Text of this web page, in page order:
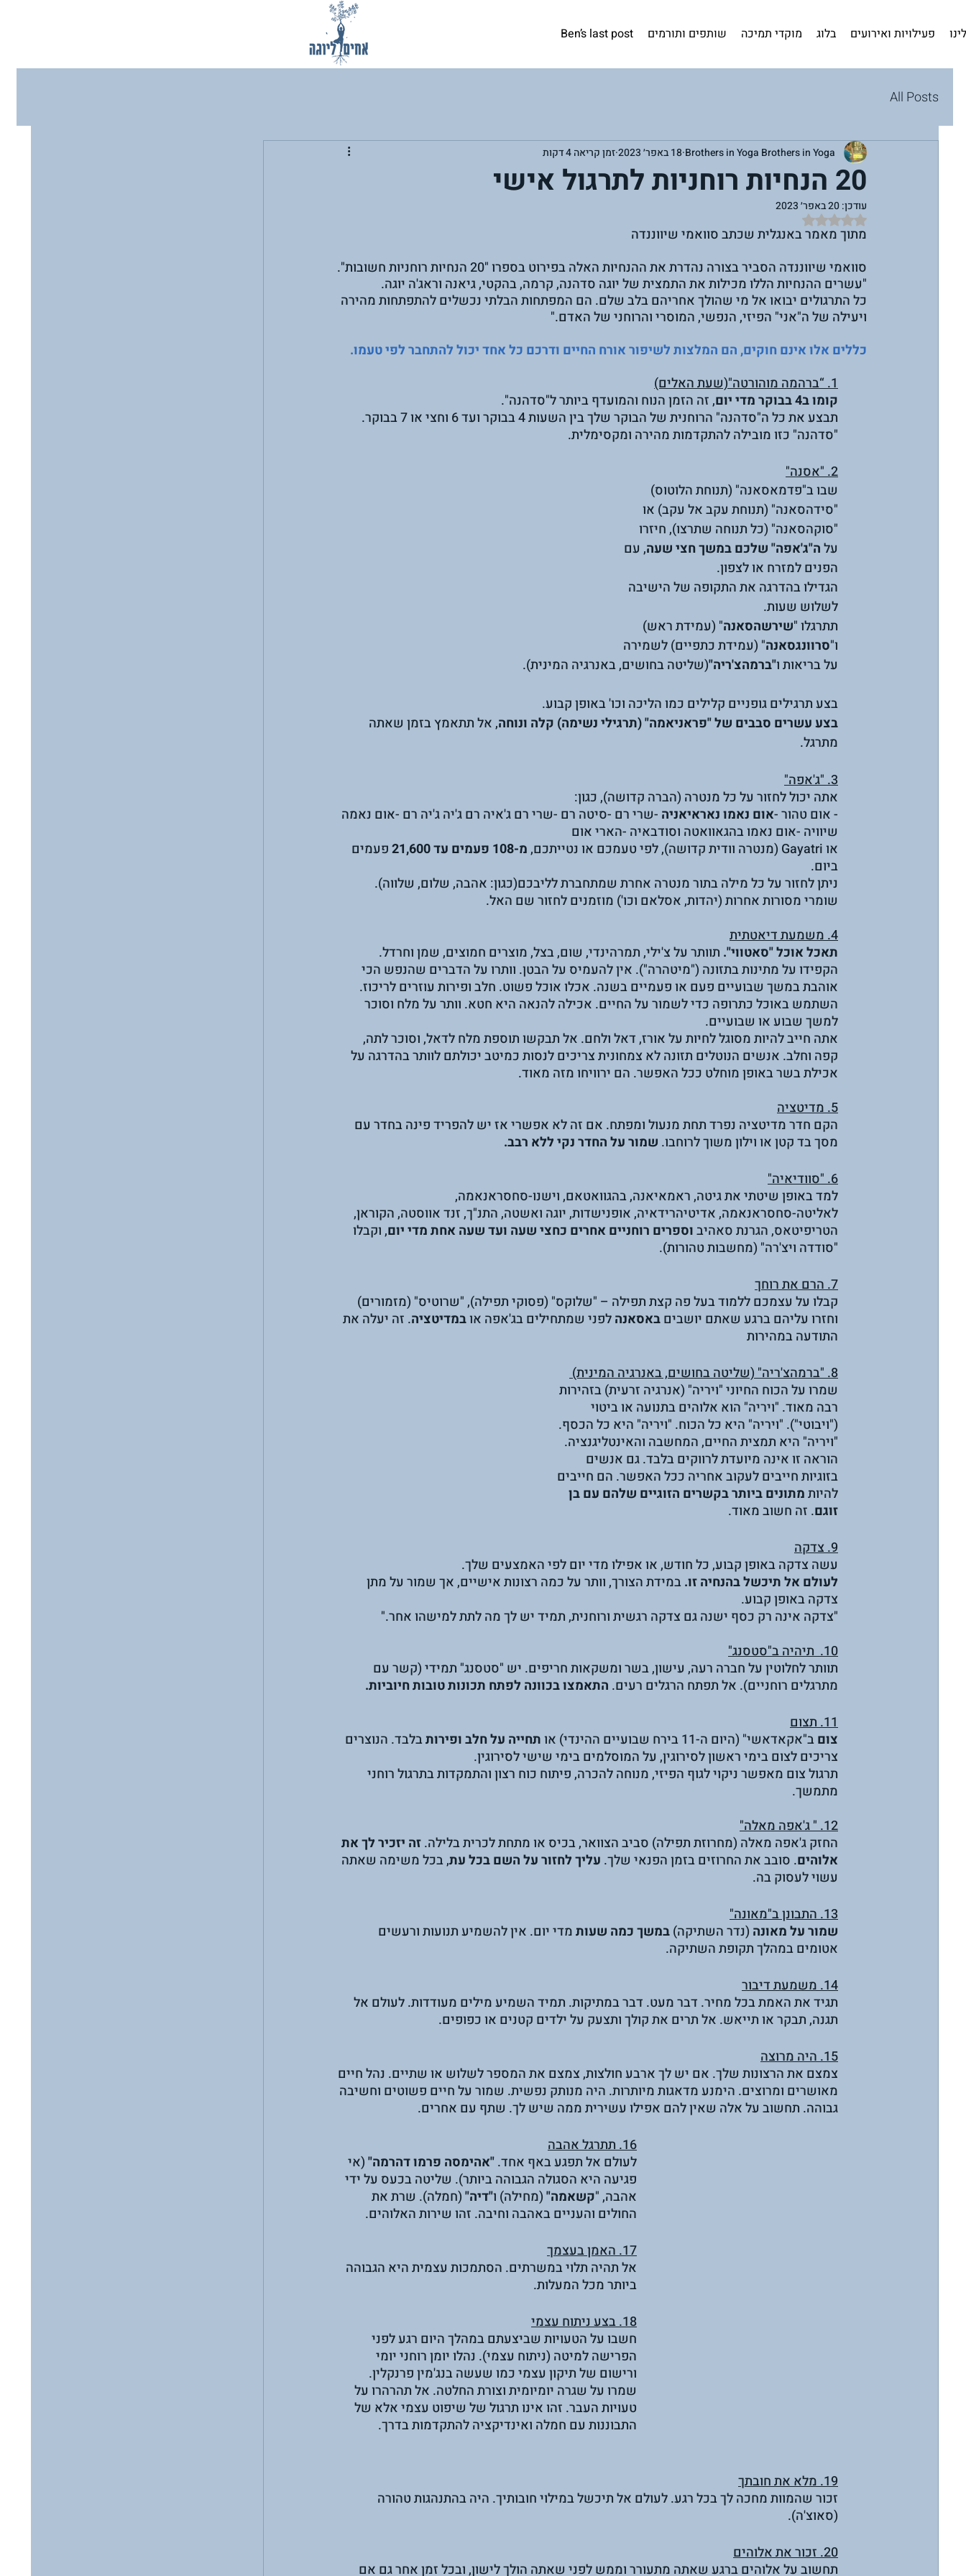
פעילויות ואירועים בלוג מוקדי תמיכה שותפים ותורמים Ben’s last post
All Posts
20 הנחיות רוחניות לתרגול אישי
Brothers in Yoga Brothers in Yoga 18 באפר׳ 2023 זמן קריאה 4 דקות
עודכן:20 באפר׳ 2023
דירוג של NaN מתוך 5 כוכבים
מתוך מאמר באנגלית שכתב סוואמי שיווננדה
סוואמי שיווננדה הסביר בצורה נהדרת את ההנחיות האלה בפירוט בספרו "20 הנחיות רוחניות חשובות".
"עשרים ההנחיות הללו מכילות את התמצית של יוגה סדהנה, קרמה, בהקטי, גיאנה וראג'ה יוגה.
כל התרגולים יבואו אל מי שהולך אחריהם בלב שלם. הם המפתחות הבלתי נכשלים להתפתחות מהירה
ויעילה של ה"אני" הפיזי, הנפשי, המוסרי והרוחני של האדם."
כללים אלו אינם חוקים, הם המלצות לשיפור אורח החיים ודרכם כל אחד יכול להתחבר לפי טעמו.
1. “ברהמה מוהורטה"(שעת האלים)
קומו ב4 בבוקר מדי יום
, זה הזמן הנוח והמועדף ביותר ל"סדהנה".
תבצע את כל ה"סדהנה" הרוחנית של הבוקר שלך בין השעות 4 בבוקר ועד 6 וחצי או 7 בבוקר.
"סדהנה" כזו מובילה להתקדמות מהירה ומקסימלית.
2. "אסנה"
שבו ב"פדמאסאנה" (תנוחת הלוטוס)
"סידהסאנה" (תנוחת עקב אל עקב) או
"סוקהסאנה" (כל תנוחה שתרצו), חיזרו
על ה"ג'אפה" שלכם במשך חצי שעה, עם
הפנים למזרח או לצפון.
הגדילו בהדרגה את התקופה של הישיבה
לשלוש שעות.
תתרגלו "שירשהסאנה" (עמידת ראש)
ו"סרוונגסאנה" (עמידת כתפיים) לשמירה
על בריאות ו"ברמהצ'ריה"(שליטה בחושים, באנרגיה המינית).
בצע תרגילים גופניים קלילים כמו הליכה וכו' באופן קבוע.
בצע עשרים סבבים של "פראניאמה" (תרגילי נשימה) קלה ונוחה, אל תתאמץ בזמן שאתה
מתרגל.
3. "ג'אפה"
אתה יכול לחזור על כל מנטרה (הברה קדושה), כגון:
- אום טהור -אום נאמו נאראיאניה -שרי רם -סיטה רם -שרי רם ג'איה רם ג'יה ג'יה רם -אום נאמה
שיוויה -אום נאמו בהגאוואטה וסודבאיה -הארי אום
או Gayatri (מנטרה וודית קדושה), לפי טעמכם או נטייתכם,
מ-108 פעמים עד 21,600
פעמים
ביום.
ניתן לחזור על כל מילה בתור מנטרה אחרת שמתחברת לליבכם(כגון: אהבה, שלום, שלווה).
שומרי מסורות אחרות (יהדות, אסלאם וכו') מוזמנים לחזור שם האל.
4. משמעת דיאטתית
תאכל אוכל "סאטווי". תוותר על צ'ילי, תמרהינדי, שום, בצל, מוצרים חמוצים, שמן וחרדל.
הקפידו על מתינות בתזונה ("מיטהרה"). אין להעמיס על הבטן. וותרו על הדברים שהנפש הכי
אוהבת במשך שבועיים פעם או פעמיים בשנה. אכלו אוכל פשוט. חלב ופירות עוזרים לריכוז.
השתמש באוכל כתרופה כדי לשמור על החיים. אכילה להנאה היא חטא. וותר על מלח וסוכר
למשך שבוע או שבועיים.
אתה חייב להיות מסוגל לחיות על אורז, דאל ולחם. אל תבקשו תוספת מלח לדאל, וסוכר לתה,
קפה וחלב. אנשים הנוטלים תזונה לא צמחונית צריכים לנסות כמיטב יכולתם לוותר בהדרגה על
אכילת בשר באופן מוחלט ככל האפשר. הם ירוויחו מזה מאוד.
5. מדיטציה
הקם חדר מדיטציה נפרד תחת מנעול ומפתח. אם זה לא אפשרי אז יש להפריד פינה בחדר עם
מסך בד קטן או וילון משוך לרוחבו. שמור על החדר נקי ללא רבב.
6. "סוודיאיה"
למד באופן שיטתי את גיטה, ראמאיאנה, בהגוואטאם, וישנו-סחסראנאמה,
לאליטה-סחסראנאמה, אדיטיהרידאיה, אופנישדות, יוגה ואשטה, התנ"ך, זנד אווסטה, הקוראן,
הטריפיטאס, הגרנת סאהיב וספרים רוחניים אחרים כחצי שעה ועד שעה אחת מדי יום, וקבלו
"סודדה ויצ'רה" (מחשבות טהורות).
7. הרם את רוחך
קבלו על עצמכם ללמוד בעל פה קצת תפילה – "שלוקס" (פסוקי תפילה), "שרוטיס" (מזמורים)
וחזרו עליהם ברגע שאתם יושבים באסאנה לפני שמתחילים בג'אפה או במדיטציה. זה יעלה את
התודעה במהירות
8. "ברמהצ'ריה" (שליטה בחושים, באנרגיה המינית)
שמרו על הכוח החיוני "ויריה" (אנרגיה זרעית) בזהירות
רבה מאוד. "ויריה" הוא אלוהים בתנועה או ביטוי
("ויבוטי"). "ויריה" היא כל הכוח. "ויריה" היא כל הכסף.
"ויריה" היא תמצית החיים, המחשבה והאינטליגנציה.
הוראה זו אינה מיועדת לרווקים בלבד. גם אנשים
בזוגיות חייבים לעקוב אחריה ככל האפשר. הם חייבים
להיות מתונים ביותר בקשרים הזוגיים שלהם עם בן
זוגם. זה חשוב מאוד.
9. צדקה
עשה צדקה באופן קבוע, כל חודש, או אפילו מדי יום לפי האמצעים שלך.
לעולם אל תיכשל בהנחיה זו. במידת הצורך, וותר על כמה רצונות אישיים, אך שמור על מתן
צדקה באופן קבוע.
"צדקה אינה רק כסף ישנה גם צדקה רגשית ורוחנית, תמיד יש לך מה לתת למישהו אחר."
10.  תיהיה ב"סטסנג"
תוותר לחלוטין על חברה רעה, עישון, בשר ומשקאות חריפים. יש "סטסנג" תמידי (קשר עם
מתרגלים רוחניים). אל תפתח הרגלים רעים. התאמצו בכוונה לפתח תכונות טובות חיוביות.
11. תצום
צום ב"אקאדאשי" (היום ה-11 בירח שבועיים ההינדי) או תחייה על חלב ופירות בלבד. הנוצרים
צריכים לצום בימי ראשון לסירוגין, על המוסלמים בימי שישי לסירוגין.
תרגול צום מאפשר ניקוי לגוף הפיזי, מנוחה להכרה, פיתוח כוח רצון והתמקדות בתרגול רוחני
מתמשך.
12. " ג'אפה מאלה"
החזק ג'אפה מאלה (מחרוזת תפילה) סביב הצוואר, בכיס או מתחת לכרית בלילה. זה יזכיר לך את
אלוהים. סובב את החרוזים בזמן הפנאי שלך. עליך לחזור על השם בכל עת, בכל משימה שאתה
עשוי לעסוק בה.
13. התבונן ב"מאונה"
שמור על מאונה (נדר השתיקה) במשך כמה שעות מדי יום. אין להשמיע תנועות ורעשים
אטומים במהלך תקופת השתיקה.
14. משמעת דיבור
תגיד את האמת בכל מחיר. דבר מעט. דבר במתיקות. תמיד השמיע מילים מעודדות. לעולם אל
תגנה, תבקר או תייאש. אל תרים את קולך ותצעק על ילדים קטנים או כפופים.
15. היה מרוצה
צמצם את הרצונות שלך. אם יש לך ארבע חולצות, צמצם את המספר לשלוש או שתיים. נהל חיים
מאושרים ומרוצים. הימנע מדאגות מיותרות. היה מנותק נפשית. שמור על חיים פשוטים וחשיבה
גבוהה. תחשוב על אלה שאין להם אפילו עשירית ממה שיש לך. שתף עם אחרים.
16. תתרגל אהבה
לעולם אל תפגע באף אחד. "אהימסה פרמו דהרמה" (אי
פגיעה היא הסגולה הגבוהה ביותר). שליטה בכעס על ידי
אהבה, "קשאמה" (מחילה) ו"דיה" (חמלה). שרת את
החולים והעניים באהבה וחיבה. זהו שירות האלוהים.
17. האמן בעצמך
אל תהיה תלוי במשרתים. הסתמכות עצמית היא הגבוהה
ביותר מכל המעלות.
18. בצע ניתוח עצמי
חשבו על הטעויות שביצעתם במהלך היום רגע לפני
הפרישה למיטה (ניתוח עצמי). נהלו יומן רוחני יומי
ורישום של תיקון עצמי כמו שעשה בנג'מין פרנקלין.
שמרו על שגרה יומיומית וצורת החלטה. אל תהרהרו על
טעויות העבר. זהו אינו תרגול של שיפוט עצמי אלא של
התבוננות עם חמלה ואינדיקציה להתקדמות בדרך.
19. מלא את חובתך
זכור שהמוות מחכה לך בכל רגע. לעולם אל תיכשל במילוי חובותיך. היה בהתנהגות טהורה
(סאוצ'ה).
20. זכור את אלוהים
תחשוב על אלוהים ברגע שאתה מתעורר וממש לפני שאתה הולך לישון, ובכל זמן אחר גם אם